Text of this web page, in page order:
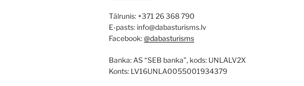
Tālrunis: +371 26 368 790
E-pasts: info@dabasturisms.lv
Facebook:@dabasturisms
Banka: AS “SEB banka”, kods: UNLALV2X
Konts: LV16UNLA0055001934379